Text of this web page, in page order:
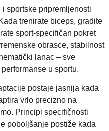
sportske pripremljenosti
trenirate biceps, gradite
sport-specifičan pokret
obrasce, stabilnost
lanac – sve
u sportu.
postaje jasnija kada
vrlo precizno na
Principi specifičnosti
poboljšanje postiže kada